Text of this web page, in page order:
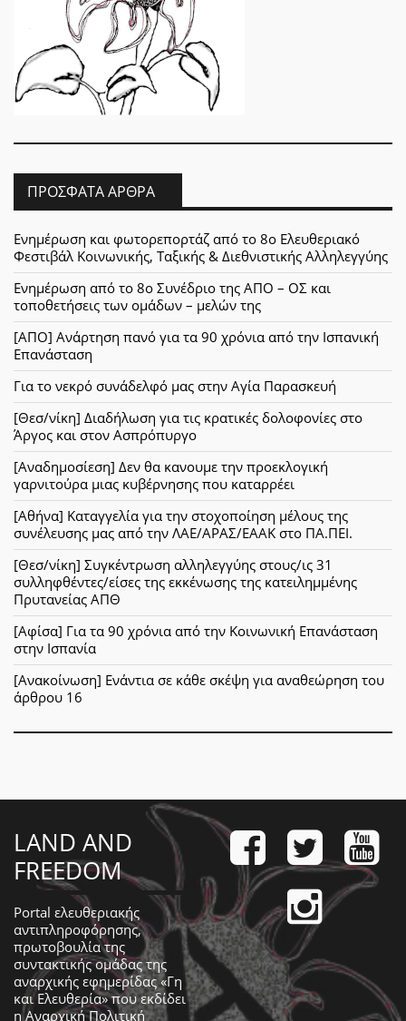
ΠΡΌΣΦΑΤΑ ΆΡΘΡΑ
Ενημέρωση και φωτορεπορτάζ από το 8ο Ελευθεριακό
Φεστιβάλ Κοινωνικής, Ταξικής & Διεθνιστικής Αλληλεγγύης
Ενημέρωση από το 8ο Συνέδριο της ΑΠΟ – ΟΣ και
τοποθετήσεις των ομάδων – μελών της
[ΑΠΟ] Ανάρτηση πανό για τα 90 χρόνια από την Ισπανική
Επανάσταση
Για το νεκρό συνάδελφό μας στην Αγία Παρασκευή
[Θεσ/νίκη] Διαδήλωση για τις κρατικές δολοφονίες στο
Άργος και στον Ασπρόπυργο
[Αναδημοσίεση] Δεν θα κανουμε την προεκλογική
γαρνιτούρα μιας κυβέρνησης που καταρρέει
[Αθήνα] Καταγγελία για την στοχοποίηση μέλους της
συνέλευσης μας από την ΛΑΕ/ΑΡΑΣ/ΕΑΑΚ στο ΠΑ.ΠΕΙ.
[Θεσ/νίκη] Συγκέντρωση αλληλεγγύης στους/ις 31
συλληφθέντες/είσες της εκκένωσης της κατειλημμένης
Πρυτανείας ΑΠΘ
[Αφίσα] Για τα 90 χρόνια από την Κοινωνική Επανάσταση
στην Ισπανία
[Ανακοίνωση] Ενάντια σε κάθε σκέψη για αναθεώρηση του
άρθρου 16
LAND AND
FREEDOM
Portal ελευθεριακής
αντιπληροφόρησης,
πρωτοβουλία της
συντακτικής ομάδας της
αναρχικής εφημερίδας «Γη
και Ελευθερία» που εκδίδει
ηΑναρχική Πολιτική